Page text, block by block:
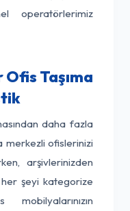
operatörlerimiz
Taşıma
daha fazla
merkezli ofislerinizi
arşivlerinizden
her şeyi kategorize